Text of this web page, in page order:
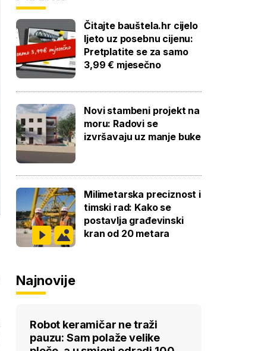
Čitajte bauštela.hr cijelo
ljeto uz posebnu cijenu:
Pretplatite se za samo
3,99 € mjesečno
Novi stambeni projekt na
moru: Radovi se
izvršavaju uz manje buke
Milimetarska preciznost i
timski rad: Kako se
postavlja građevinski
kran od 20 metara
Najnovije
Robot keramičar ne traži
pauzu: Sam polaže velike